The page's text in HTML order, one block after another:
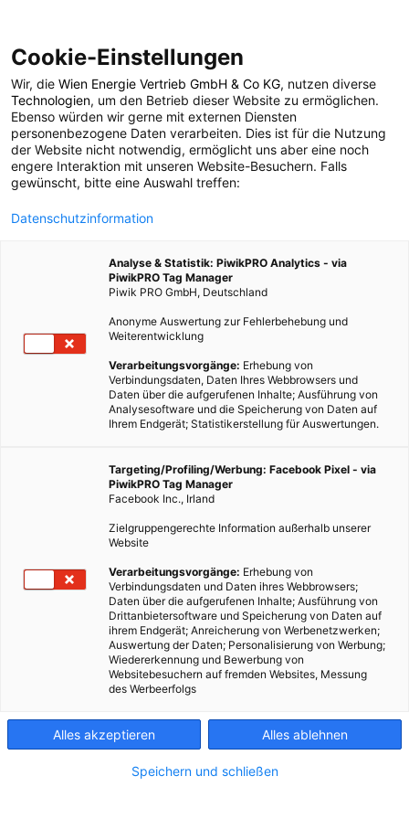
POSTS BY TAG
Kein Müll
1 BEITRAG
LEBEN
10 Dinge, die ich nicht mehr kaufe
Cookie-Einstellungen
Wir, die Wien Energie Vertrieb GmbH & Co KG, nutzen diverse
Technologien, um den Betrieb dieser Website zu ermöglichen.
Ebenso würden wir gerne mit externen Diensten
personenbezogene Daten verarbeiten. Dies ist für die Nutzung
der Website nicht notwendig, ermöglicht uns aber eine noch
engere Interaktion mit unseren Website-Besuchern. Falls
gewünscht, bitte eine Auswahl treffen:
Datenschutzinformation
Analyse & Statistik: PiwikPRO Analytics - via
PiwikPRO Tag Manager
Piwik PRO GmbH, Deutschland
Anonyme Auswertung zur Fehlerbehebung und
Weiterentwicklung
Verarbeitungsvorgänge: Erhebung von
Verbindungsdaten, Daten Ihres Webbrowsers und
Daten über die aufgerufenen Inhalte; Ausführung von
Analysesoftware und die Speicherung von Daten auf
Ihrem Endgerät; Statistikerstellung für Auswertungen.
Targeting/Profiling/Werbung: Facebook Pixel - via
PiwikPRO Tag Manager
Facebook Inc., Irland
Zielgruppengerechte Information außerhalb unserer
Website
Verarbeitungsvorgänge: Erhebung von
Verbindungsdaten und Daten ihres Webbrowsers;
Daten über die aufgerufenen Inhalte; Ausführung von
Drittanbietersoftware und Speicherung von Daten auf
ihrem Endgerät; Anreicherung von Werbenetzwerken;
Auswertung der Daten; Personalisierung von Werbung;
Wiedererkennung und Bewerbung von
Websitebesuchern auf fremden Websites, Messung
des Werbeerfolgs
Alles akzeptieren Alles ablehnen
Speichern und schließen